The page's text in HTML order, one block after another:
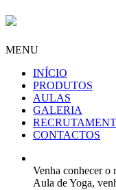
MENU
INÍCIO
PRODUTOS
AULAS
GALERIA
CONTACTOS
Venha conhecer
Aula de Yoga,